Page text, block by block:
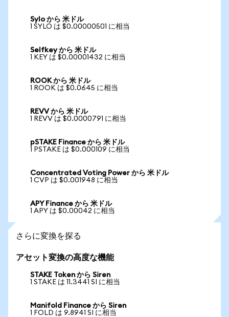
Sylo から 米ドル
1 SYLO は $0.00000501 に相当
Selfkey から 米ドル
1 KEY は $0.00001432 に相当
ROOK から 米ドル
1 ROOK は $0.0645 に相当
REVV から 米ドル
1 REVV は $0.0000791 に相当
pSTAKE Finance から 米ドル
1 PSTAKE は $0.000109 に相当
Concentrated Voting Power から 米ドル
1 CVP は $0.001948 に相当
APY Finance から 米ドル
1 APY は $0.00042 に相当
さらに変換を探る
アセット変換の高度な機能
STAKE Token から Siren
1 STAKE は 11.3441 SI に相当
Manifold Finance から Siren
1 FOLD は 9.8941 SI に相当